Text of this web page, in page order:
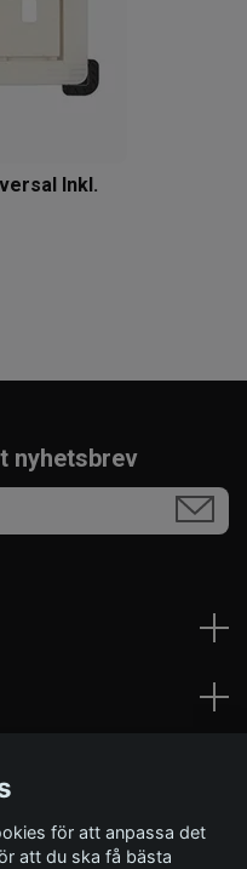
Inkl.
nyhetsbrev
för att anpassa det
att du ska få bästa